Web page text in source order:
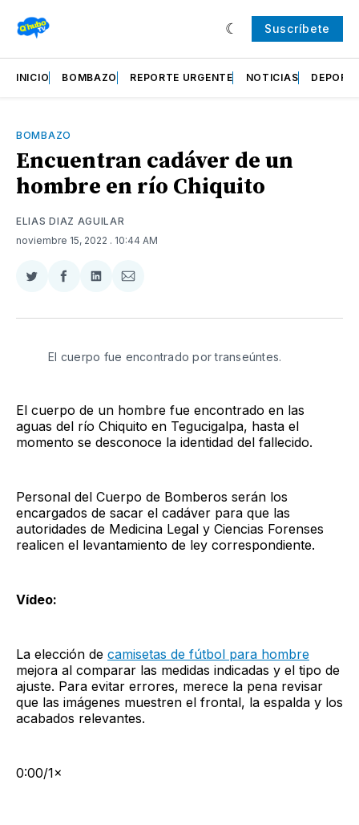
Suscríbete
INICIO BOMBAZO REPORTE URGENTE NOTICIAS
BOMBAZO
Encuentran cadáver de un
hombre en río Chiquito
ELIAS DIAZ AGUILAR
noviembre 15, 2022 . 10:44 AM
Compartir
Twitter
Compartir
Facebook
Compartir
LinkedIn
Compartir
Email
El cuerpo fue encontrado por transeúntes.
El cuerpo de un hombre fue encontrado en las
aguas del río Chiquito en Tegucigalpa, hasta el
momento se desconoce la identidad del fallecido.
Personal del Cuerpo de Bomberos serán los
encargados de sacar el cadáver para que las
autoridades de Medicina Legal y Ciencias Forenses
realicen el levantamiento de ley correspondiente.
Vídeo:
La elección de camisetas de fútbol para hombre
mejora al comparar las medidas indicadas y el tipo de
ajuste. Para evitar errores, merece la pena revisar
que las imágenes muestren el frontal, la espalda y los
acabados relevantes.
0:00/1×